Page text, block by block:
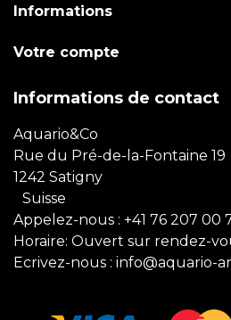
Informations
Votre compte
Informations de contact
Aquario&Co
Rue du Pré-de-la-Fontaine 19
1242 Satigny
Suisse
Appelez-nous : +41 76 207 00
Horaire: Ouvert sur rendez-
Ecrivez-nous : info@aquario-